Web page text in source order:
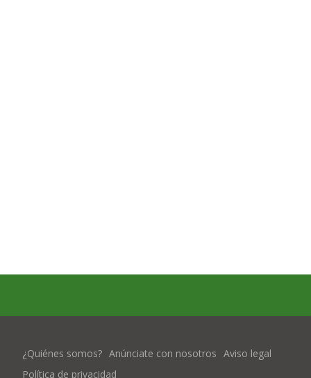
¿Quiénes somos? Anúnciate con nosotros Aviso legal
Política de privacidad